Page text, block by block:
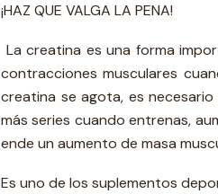
¡HAZ QUE VALGA LA PENA!
La creatina es una forma
contracciones musculares
creatina se agota, es
más series cuando entrenas,
ende un aumento de masa
Es uno de los suplementos